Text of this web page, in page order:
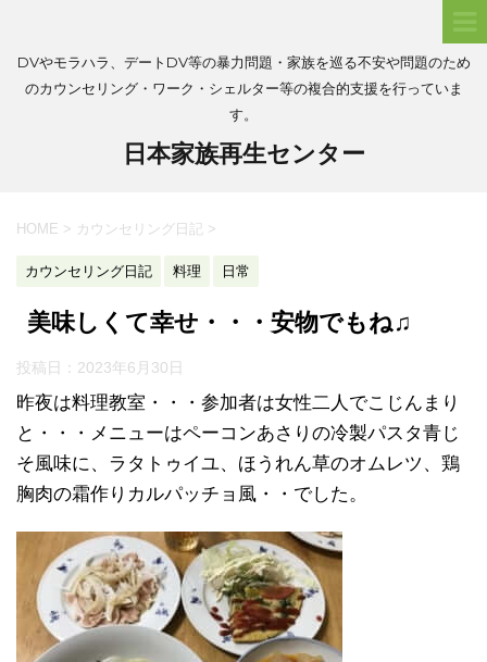
DVやモラハラ、デートDV等の暴力問題・家族を巡る不安や問題のため
のカウンセリング・ワーク・シェルター等の複合的支援を行っていま
す。
日本家族再生センター
HOME > カウンセリング日記 >
カウンセリング日記 料理 日常
美味しくて幸せ・・・安物でもね♫
投稿日： 2023年6月30日
昨夜は料理教室・・・参加者は女性二人でこじんまり
と・・・メニューはペーコンあさりの冷製パスタ青じ
そ風味に、ラタトゥイユ、ほうれん草のオムレツ、鶏
胸肉の霜作りカルパッチョ風・・でした。